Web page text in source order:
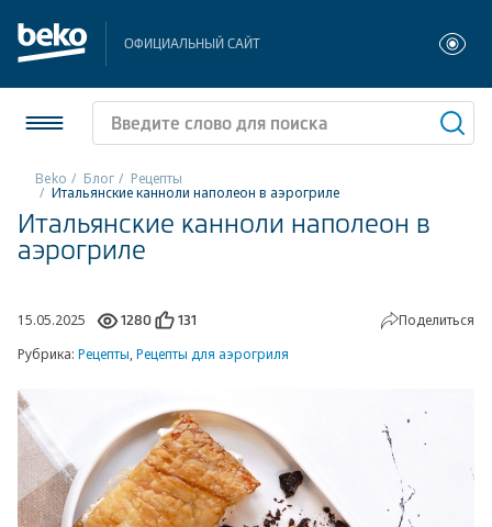
ОФИЦИАЛЬНЫЙ САЙТ
Холодильники и морозильники
Стиральные и сушильные машины
Посудомоечные машины
Плиты
Встраиваемая техника
Малая бытовая техника
Климатическая техника
Beko Блог Рецепты
Итальянские канноли наполеон в аэрогриле
Итальянские канноли наполеон в
аэрогриле
15.05.2025 1280 131
Поделиться
Рубрика: Рецепты,Рецепты для аэрогриля